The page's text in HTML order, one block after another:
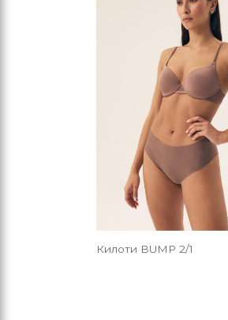
Килоти BUMP 2/1